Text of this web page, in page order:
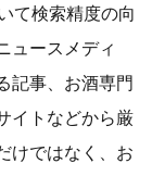
て検索精度の向
ュースメディ
記事、お酒専門
イトなどから厳
けではなく、お